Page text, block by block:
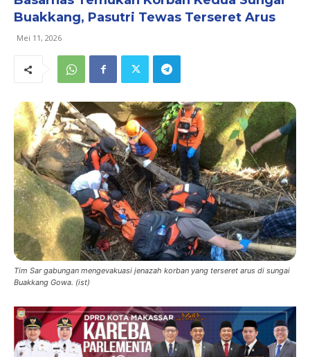
Buakkang, Pasutri Tewas Terseret Arus
Mei 11, 2026
Tim Sar gabungan mengevakuasi jenazah korban yang terseret arus di sungai
Buakkang Gowa. (ist)